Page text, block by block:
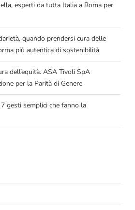
esperti da tutta Italia a Roma per
quando prendersi cura delle
più autentica di sostenibilità
dell’equità. ASA Tivoli SpA
per la Parità di Genere
gesti semplici che fanno la